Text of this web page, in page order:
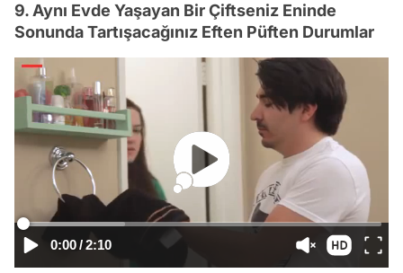
9. Aynı Evde Yaşayan Bir Çiftseniz Eninde
Sonunda Tartışacağınız Eften Püften Durumlar
0:00/2:10